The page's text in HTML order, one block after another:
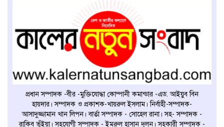
প্রধান সম্পাদক -বীর -মুক্তিযোদ্ধা কোম্পানী কমান্ডার -এড. আইয়ুব বিন
হায়দার। সম্পাদক ও প্রকাশক-খায়রুল ইসলাম। নির্বাহী-সম্পাদক-
আসাদুজ্জামান খান লিপন। বার্তা সম্পাদক - সোহেল রানা। সহ- সম্পাদক -
রাকিব ভুঁইয়া। সহযোগী সম্পাদক - ইমরুল হাসান দুলন। সহকারী সম্পাদক -